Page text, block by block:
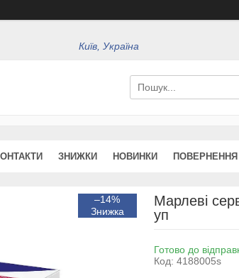
Київ, Україна
ЗНИЖКИ НОВИНКИ ПОВЕРНЕННЯ
–14%
Марлеві
уп
Готово до
Код: 4188005s